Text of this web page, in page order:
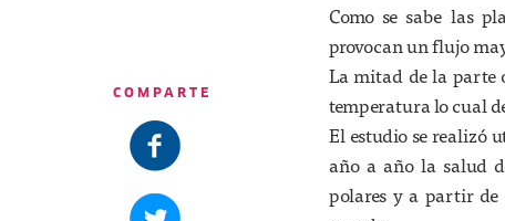
COMPARTE
Como se sabe las
provocan un flujo
La mitad de la parte
temperatura lo cual
El estudio se realizó
año a año la salud
polares y a partir de